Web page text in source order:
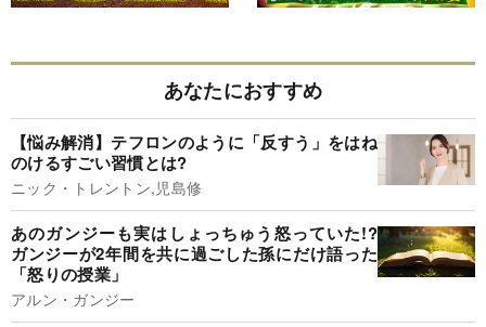
あなたにおすすめ
【悩み解消】テフロンのように「反すう」をはね
のけるすごい習慣とは?
ニック・トレントン,児島修
あのガンジーも実はしょっちゅう怒っていた!?
ガンジーが2年間を共に過ごした孫にだけ語った
「怒りの授業」
アルン・ガンジー